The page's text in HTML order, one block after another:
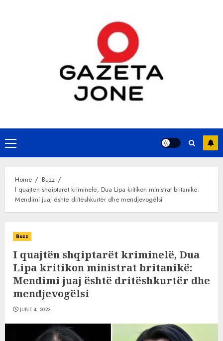
Primary
Menu
Home
Buzz
I quajtën shqiptarët kriminelë, Dua Lipa kritikon ministrat britanikë:
Mendimi juaj është dritëshkurtër dhe mendjevogëlsi
Buzz
I quajtën shqiptarët kriminelë, Dua
Lipa kritikon ministrat britanikë:
Mendimi juaj është dritëshkurtër dhe
mendjevogëlsi
JUNE 4, 2023